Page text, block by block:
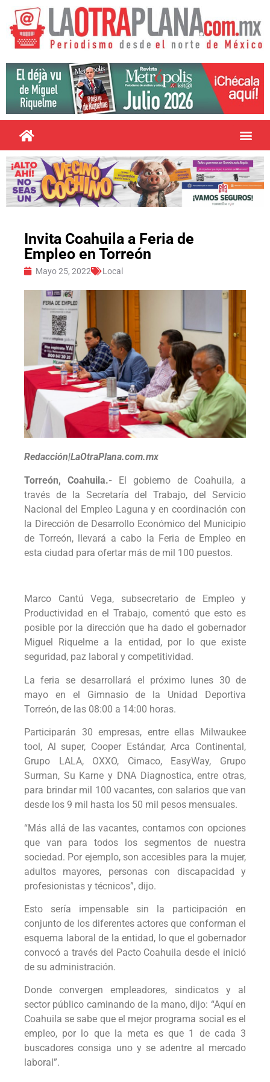
Invita Coahuila a Feria de
Empleo en Torreón
Mayo 25, 2022 Local
Redacción|LaOtraPlana.com.mx
Torreón, Coahuila.- El gobierno de Coahuila, a
través de la Secretaría del Trabajo, del Servicio
Nacional del Empleo Laguna y en coordinación con
la Dirección de Desarrollo Económico del Municipio
de Torreón, llevará a cabo la Feria de Empleo en
esta ciudad para ofertar más de mil 100 puestos.
Marco Cantú Vega, subsecretario de Empleo y
Productividad en el Trabajo, comentó que esto es
posible por la dirección que ha dado el gobernador
Miguel Riquelme a la entidad, por lo que existe
seguridad, paz laboral y competitividad.
La feria se desarrollará el próximo lunes 30 de
mayo en el Gimnasio de la Unidad Deportiva
Torreón, de las 08:00 a 14:00 horas.
Participarán 30 empresas, entre ellas Milwaukee
tool, Al super, Cooper Estándar, Arca Continental,
Grupo LALA, OXXO, Cimaco, EasyWay, Grupo
Surman, Su Karne y DNA Diagnostica, entre otras,
para brindar mil 100 vacantes, con salarios que van
desde los 9 mil hasta los 50 mil pesos mensuales.
“Más allá de las vacantes, contamos con opciones
que van para todos los segmentos de nuestra
sociedad. Por ejemplo, son accesibles para la mujer,
adultos mayores, personas con discapacidad y
profesionistas y técnicos”, dijo.
Esto sería impensable sin la participación en
conjunto de los diferentes actores que conforman el
esquema laboral de la entidad, lo que el gobernador
convocó a través del Pacto Coahuila desde el inició
de su administración.
Donde convergen empleadores, sindicatos y al
sector público caminando de la mano, dijo: “Aquí en
Coahuila se sabe que el mejor programa social es el
empleo, por lo que la meta es que 1 de cada 3
buscadores consiga uno y se adentre al mercado
laboral”.